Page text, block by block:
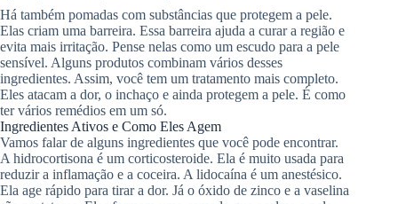
Há também pomadas com substâncias que protegem a pele.
Elas criam uma barreira. Essa barreira ajuda a curar a região e
evita mais irritação. Pense nelas como um escudo para a pele
sensível. Alguns produtos combinam vários desses
ingredientes. Assim, você tem um tratamento mais completo.
Eles atacam a dor, o inchaço e ainda protegem a pele. É como
ter vários remédios em um só.
Ingredientes Ativos e Como Eles Agem
Vamos falar de alguns ingredientes que você pode encontrar.
A hidrocortisona é um corticosteroide. Ela é muito usada para
reduzir a inflamação e a coceira. A lidocaína é um anestésico.
Ela age rápido para tirar a dor. Já o óxido de zinco e a vaselina